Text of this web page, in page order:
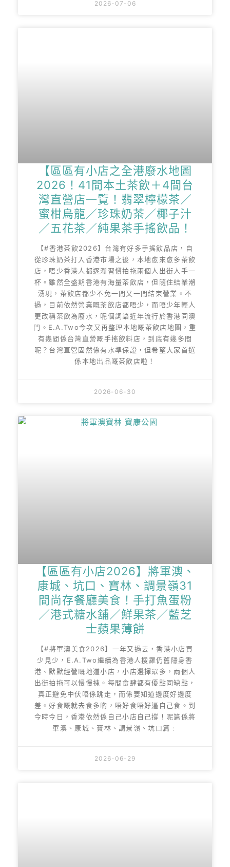
2026-07-06
【區區有小店之全港廢水地圖
2026！41間本土茶飲＋4間台
灣直營店一覽！翡翠檸檬茶／
蜜柑烏龍／珍珠奶茶／椰子汁
／五花茶／純果茶手搖飲品！
【#香港茶飲2026】台灣有好多手搖飲品店，自
從珍珠奶茶打入香港市場之後，本地愈來愈多茶飲
店，唔少香港人都逐漸習慣拍拖兩個人出街人手一
杯。雖然全盛期香港有海量茶飲店，但隨住結業潮
湧現，茶飲店都少不免一間又一間結束營業。不
過，目前依然營業嘅茶飲店都唔少，而唔少年輕人
更改稱茶飲為廢水，呢個詞語近年流行於香港同澳
門。E.A.Two今次又再整理本地嘅茶飲店地圖，重
有幾間係台灣直營嘅手搖飲料店，到底有幾多間
呢？台灣直營固然係有水準保證，但希望大家首選
係本地出品嘅茶飲店啦！
2026-06-30
【區區有小店2026】將軍澳、
康城、坑口、寶林、調景嶺31
間尚存餐廳美食！手打魚蛋粉
／港式糖水舖／鮮果茶／藍芝
士蘋果薄餅
【#將軍澳美食2026】一年又過去，香港小店買
少見少，E.A.Two繼續為香港人搜羅仍舊隱身香
港、默默經營嘅地道小店，小店選擇眾多，兩個人
出街拍拖可以慢慢揀。每間食肆都有優點同缺點，
真正避免中伏唔係跳走，而係要知道邊度好邊度
差。好食嘅就去食多啲，唔好食唔好逼自己食。到
今時今日，香港依然係自己小店自己撐！呢篇係將
軍澳、康城、寶林、調景嶺、坑口篇﹕
2026-06-29